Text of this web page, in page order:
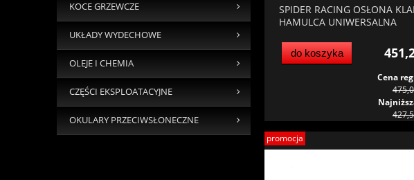
KOCE GRZEWCZE
UKŁADY WYDECHOWE
OLEJE I CHEMIA
CZĘŚCI EKSPLOATACYJNE
OKULARY PRZECIWSŁONECZNE
SPIDER RACING OSŁONA
HAMULCA UNIWERSALNA
Cena
do koszyka
promocja